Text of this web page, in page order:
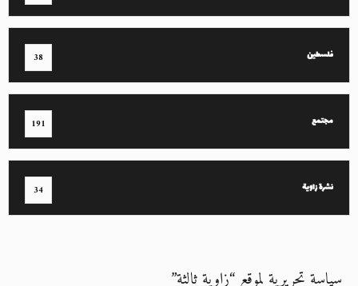
فلسطين 38
مجتمع 191
نشرة زاوية 34
سياسة تحريرية لموقع “زاوية ثالثة”